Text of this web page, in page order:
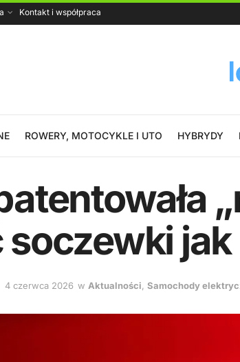
Kontakt i współpraca
ROWERY, MOTOCYKLE I UTO HYBRYDY
4 czerwca 2026 w Aktualności, Samochody